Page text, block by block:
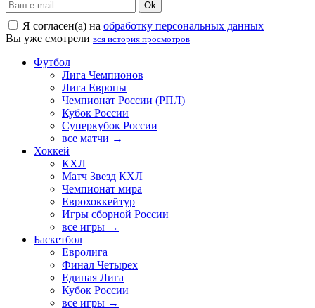
Ok
Я согласен(а) на обработку персональных данных
Вы уже смотрели вся история просмотров
Футбол
Лига Чемпионов
Лига Европы
Чемпионат России (РПЛ)
Кубок России
Суперкубок России
все матчи →
Хоккей
КХЛ
Матч Звезд КХЛ
Чемпионат мира
Еврохоккейтур
Игры сборной России
все игры →
Баскетбол
Евролига
Финал Четырех
Единая Лига
Кубок России
все игры →